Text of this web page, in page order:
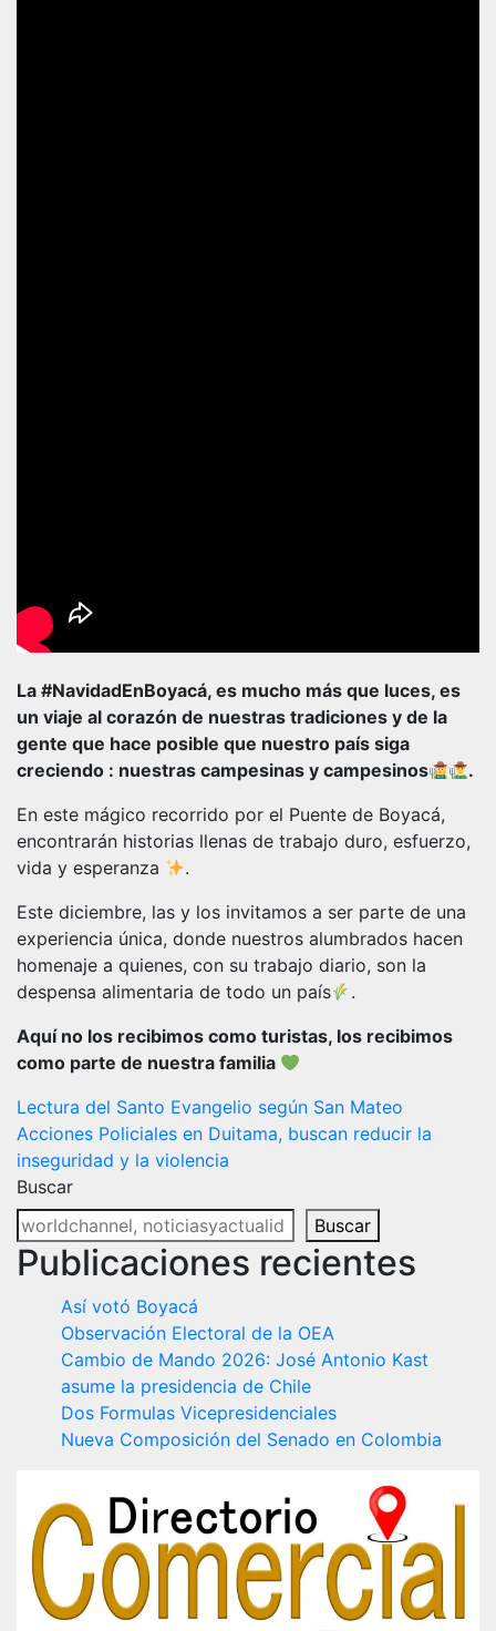
La #NavidadEnBoyacá, es mucho más que luces, es
un viaje al corazón de nuestras tradiciones y de la
gente que hace posible que nuestro país siga
creciendo : nuestras campesinas y campesinos
.
En este mágico recorrido por el Puente de Boyacá,
encontrarán historias llenas de trabajo duro, esfuerzo,
vida y esperanza
.
Este diciembre, las y los invitamos a ser parte de una
experiencia única, donde nuestros alumbrados hacen
homenaje a quienes, con su trabajo diario, son la
despensa alimentaria de todo un país
.
Aquí no los recibimos como turistas, los recibimos
como parte de nuestra familia
Navegación
de
entradas
Lectura del Santo Evangelio según San Mateo
Acciones Policiales en Duitama, buscan reducir la
inseguridad y la violencia
Buscar
Buscar
Publicaciones recientes
Así votó Boyacá
Observación Electoral de la OEA
Cambio de Mando 2026: José Antonio Kast
asume la presidencia de Chile
Dos Formulas Vicepresidenciales
Nueva Composición del Senado en Colombia